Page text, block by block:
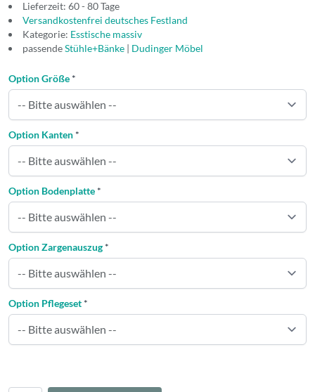
Lieferzeit: 60 - 80 Tage
Versandkostenfrei deutsches Festland
Kategorie: Esstische massiv
passendeStühle+Bänke | Dudinger Möbel
Option Größe *
Option Kanten *
Option Bodenplatte *
Option Zargenauszug *
Option Pflegeset *